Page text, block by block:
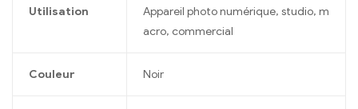
Utilisation
Appareil photo numérique, studio, m
acro, commercial
Couleur Noir